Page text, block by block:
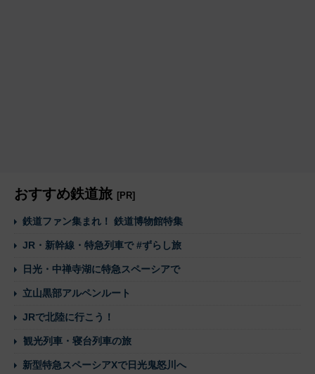
おすすめ鉄道旅 [PR]
鉄道ファン集まれ！ 鉄道博物館特集
JR・新幹線・特急列車で #ずらし旅
日光・中禅寺湖に特急スペーシアで
立山黒部アルペンルート
JRで北陸に行こう！
観光列車・寝台列車の旅
新型特急スペーシアXで日光鬼怒川へ